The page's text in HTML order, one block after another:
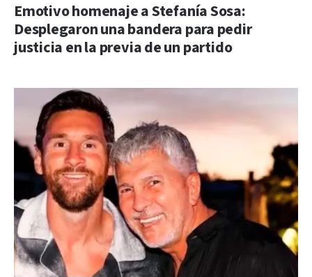
Emotivo homenaje a Stefanía Sosa:
Desplegaron una bandera para pedir
justicia en la previa de un partido